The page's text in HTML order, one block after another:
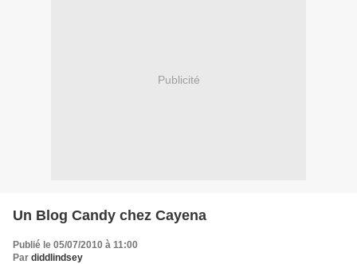
Publicité
Un Blog Candy chez Cayena
Publié le 05/07/2010 à 11:00
Par diddlindsey